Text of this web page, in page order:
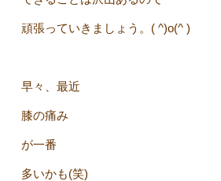
頑張っていきましょう。( ^)o(^ )
早々、最近
膝の痛み
が一番
多いかも(笑)